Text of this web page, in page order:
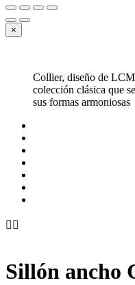
×
Collier, diseño de
colección clásica que
sus formas armoniosas
 
Sillón ancho